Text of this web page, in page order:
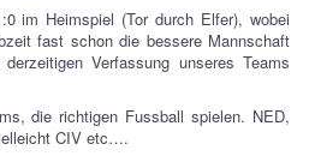
im Heimspiel (Tor durch Elfer), wobei
fast schon die bessere Mannschaft
Verfassung unseres Teams
die richtigen Fussball spielen. NED,
CIV etc….